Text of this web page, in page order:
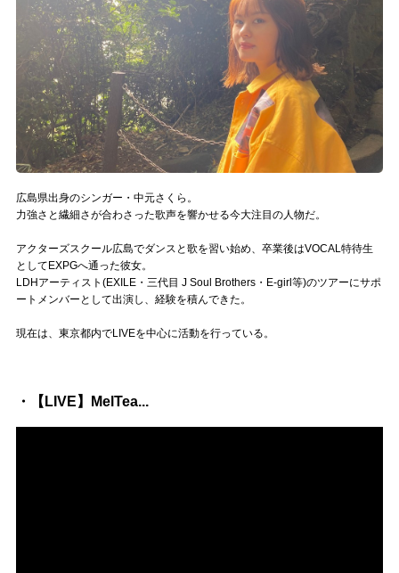
muevoクラウドファンディング
muevoコミュニティ
ぶいクラ！by muevo
ぶいコミュ！by muevo
ぶいマガ！ by muevo
Official SNS
広島県出身のシンガー・中元さくら。
力強さと繊細さが合わさった歌声を響かせる今大注目の人物だ。
アクターズスクール広島でダンスと歌を習い始め、卒業後はVOCAL特待生
としてEXPGへ通った彼女。
LDHアーティスト(EXILE・三代目 J Soul Brothers・E-girl等)のツアーにサポ
ートメンバーとして出演し、経験を積んできた。
現在は、東京都内でLIVEを中心に活動を行っている。
・【LIVE】MelTea...